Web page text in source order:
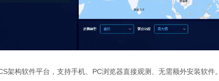
构软件平台，支持手机、PC浏览器直接观测、无需额外安装软件